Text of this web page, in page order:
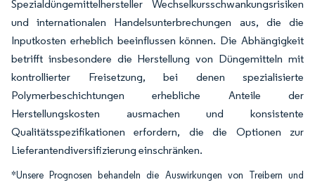
Spezialdüngemittelhersteller Wechselkursschwankungsrisiken
und internationalen Handelsunterbrechungen aus, die die
Inputkosten erheblich beeinflussen können. Die Abhängigkeit
betrifft insbesondere die Herstellung von Düngemitteln mit
kontrollierter Freisetzung, bei denen spezialisierte
Polymerbeschichtungen erhebliche Anteile der
Herstellungskosten ausmachen und konsistente
Qualitätsspezifikationen erfordern, die die Optionen zur
Lieferantendiversifizierung einschränken.
*Unsere Prognosen behandeln die Auswirkungen von Treibern und